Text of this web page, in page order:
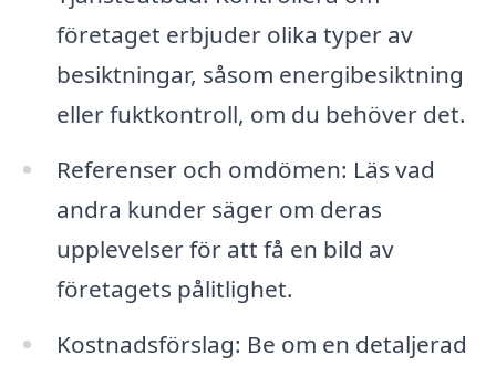
företaget erbjuder olika typer av
besiktningar, såsom energibesiktning
eller fuktkontroll, om du behöver det.
Referenser och omdömen: Läs vad
andra kunder säger om deras
upplevelser för att få en bild av
företagets pålitlighet.
Kostnadsförslag: Be om en detaljerad